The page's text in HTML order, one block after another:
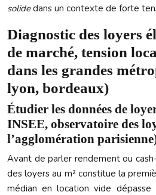
solidedans un contexte de forte
Diagnostic des loyers
de marché, tension
dans les grandes
lyon, bordeaux)
Étudier les données de
INSEE, observatoire des
l’agglomération
Avant de parler rendement ou
des loyers au m² constitue la
médian en location vide dépasse